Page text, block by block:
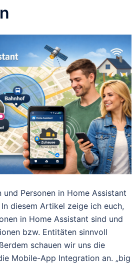
und Personen in Home Assistant
diesem Artikel zeige ich euch,
in Home Assistant sind und
bzw. Entitäten sinnvoll
schauen wir uns die
Mobile-App Integration an. „big